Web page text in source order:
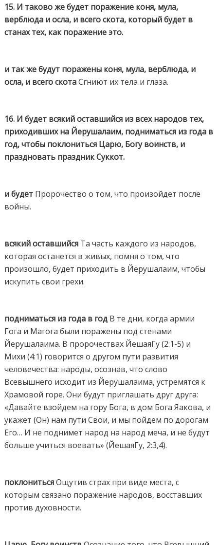
15. И таково же будет поражение коня, мула,
верблюда и осла, и всего скота, который будет в
станах тех, как поражение это.
и так же будут поражены коня, мула, верблюда, и
осла, и всего скотаСгниют их тела и глаза.
16. И будет всякий оставшийся из всех народов тех,
приходивших на Йерушалаим, подниматься из года в
год, чтобы поклониться Царю, Богу воинств, и
праздновать праздник Суккот.
и будет Пророчество о том, что произойдет после
войны.
всякий оставшийся Та часть каждого из народов,
которая останется в живых, помня о том, что
произошло, будет приходить в Йерушалаим, чтобы
искупить свои грехи.
подниматься из года в год В те дни, когда армии
Гога и Магога были поражены под стенами
Йерушалаима. В пророчествах ЙешаяГу (2:1-5) и
Михи (4:1) говорится о другом пути развития
человечества: народы, осознав, что слово
Всевышнего исходит из Йерушалаима, устремятся к
Храмовой горе. Они будут приглашать друг друга:
«Давайте взойдем на гору Бога, в дом Бога Яакова, и
укажет (Он) нам пути Свои, и мы пойдем по дорогам
Его… И не поднимет народ на народ меча, и не будут
больше учиться воевать» (ЙешаяГу, 2:3,4).
поклонитьсяОщутив страх при виде места, с
которым связано поражение народов, восставших
против духовности.